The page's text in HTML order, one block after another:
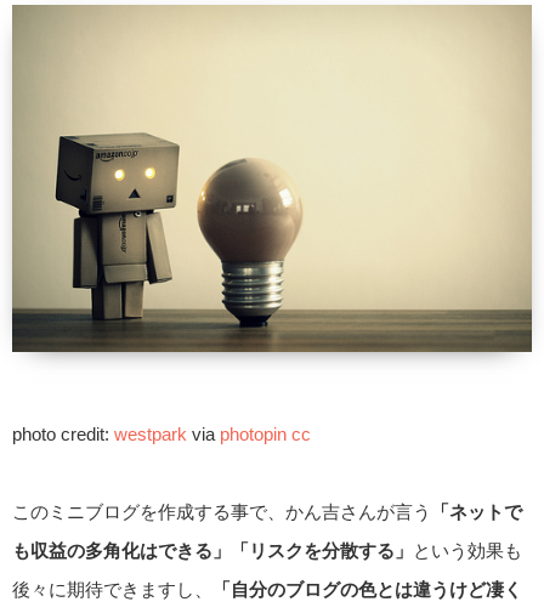
photo credit: westpark via photopin cc
このミニブログを作成する事で、かん吉さんが言う
「ネットで
も収益の多角化はできる」「リスクを分散する」 という効果も
後々に期待できますし、
「自分のブログの色とは違うけど凄く